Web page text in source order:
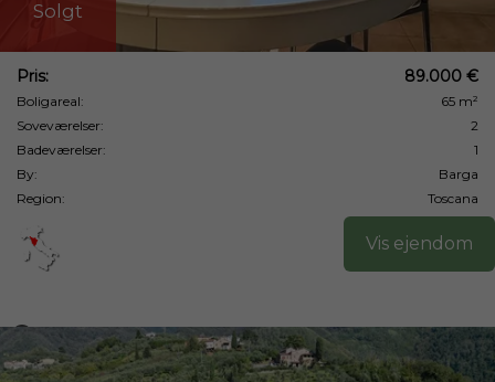
Solgt
Pris: 89.000 €
Boligareal:
65 m²
Soveværelser:
2
Badeværelser:
1
By:
Barga
Region:
Toscana
Vis ejendom